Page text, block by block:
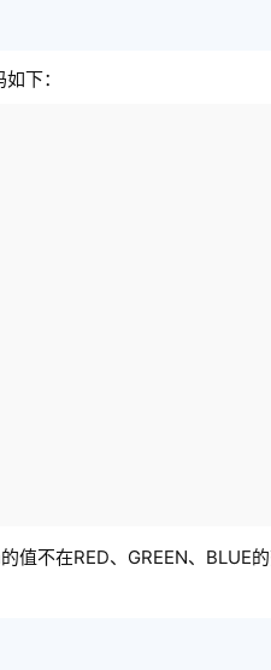
下：
不在RED、GREEN、BLUE